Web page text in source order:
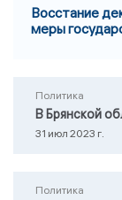
Восстание
меры
Политика
В Брянской
31 июл 2023 г.
Политика